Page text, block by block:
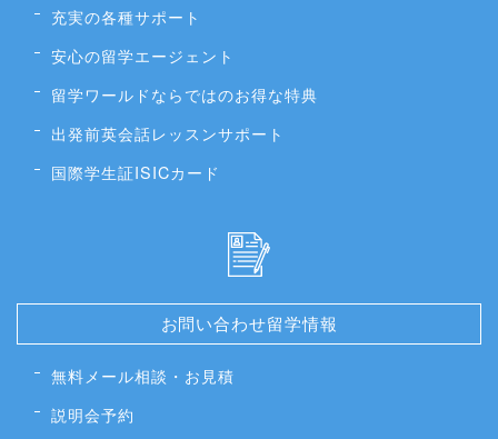
充実の各種サポート
安心の留学エージェント
留学ワールドならではのお得な特典
出発前英会話レッスンサポート
国際学生証ISICカード
お問い合わせ留学情報
無料メール相談・お見積
説明会予約